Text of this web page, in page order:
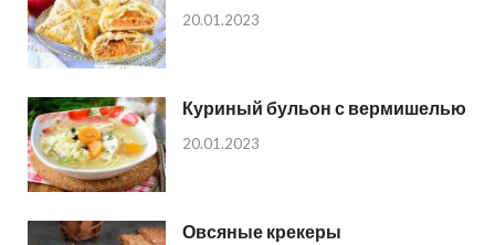
20.01.2023
Куриный бульон с вермишелью
20.01.2023
Овсяные крекеры